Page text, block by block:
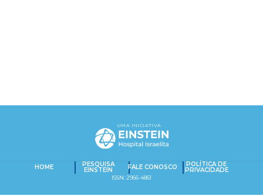
SEARCH IN TITLE
PESQUISAR NO CONTEÚDO
HOME PESQUISA
EINSTEIN FALE CONOSCO POLÍTICA DE
PRIVACIDADE
ISSN: 2966-4861
UMA INICIATIVA